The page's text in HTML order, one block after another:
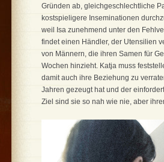
Gründen ab, gleichgeschlechtliche
kostspieligere Inseminationen
weil Isa zunehmend unter den
findet einen Händler, der Utensilien
von Männern, die ihren Samen für
Wochen hinzieht. Katja muss
damit auch ihre Beziehung zu
Jahren gezeugt hat und der
Ziel sind sie so nah wie nie, aber